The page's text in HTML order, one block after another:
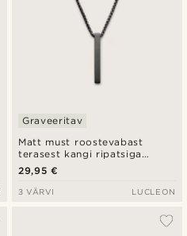
Matt must roostevabast
terasest kangi ripatsiga
kaelakee
Graveeritav
29,95 €
3 VÄRVI LUCLEON